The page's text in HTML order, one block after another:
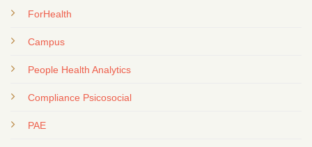
ForHealth
Campus
People Health Analytics
Compliance Psicosocial
PAE